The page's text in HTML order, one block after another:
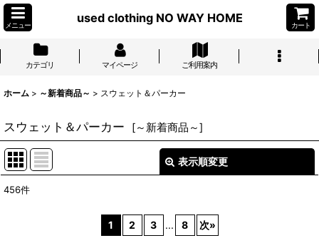
メニュー
used clothing NO WAY HOME
カート
カテゴリ マイページ ご利用案内
ホーム > ～新着商品～ > スウェット＆パーカー
スウェット＆パーカー [～新着商品～]
表示順変更
456件
1 2 3 ... 8 次»